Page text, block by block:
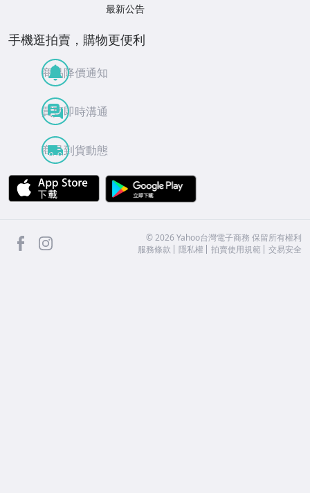
最新公告
手機逛拍賣，購物更便利
商品降價通知
買賣即時溝通
商品到貨動態
APP Store
facebook ©2026 Yahoo台灣電子商務 保留所有權利
服務條款
隱私權 拍賣使用規範 交易安全